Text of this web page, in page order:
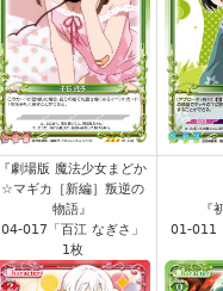
『劇場版 魔法少女まどか
☆マギカ［新編］叛逆の
物語』
04-017「百江 なぎさ」
1枚
『
01-011